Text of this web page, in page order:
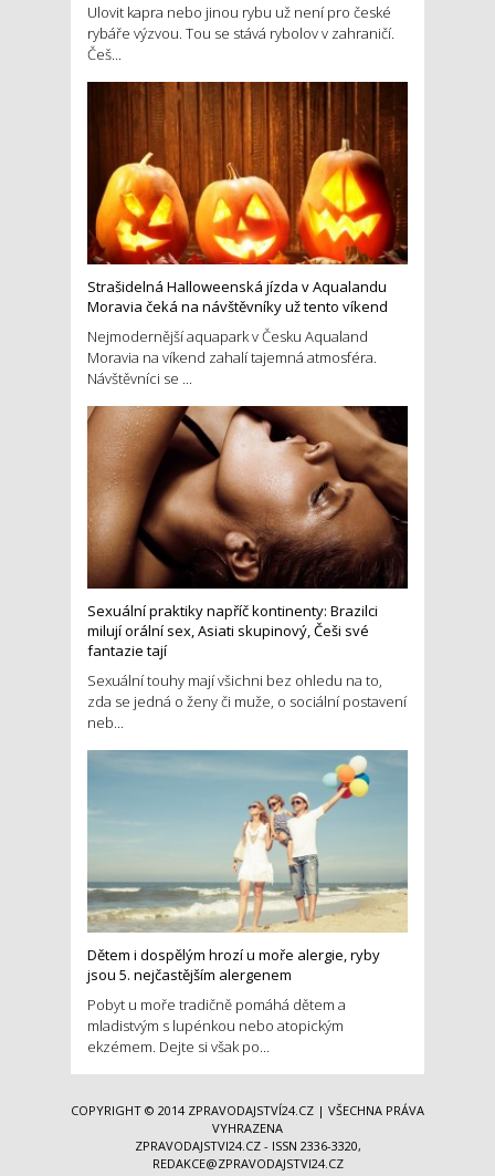
Ulovit kapra nebo jinou rybu už není pro české
rybáře výzvou. Tou se stává rybolov v zahraničí.
Češ...
Strašidelná Halloweenská jízda v Aqualandu
Moravia čeká na návštěvníky už tento víkend
Nejmodernější aquapark v Česku Aqualand
Moravia na víkend zahalí tajemná atmosféra.
Návštěvníci se ...
Sexuální praktiky napříč kontinenty: Brazilci
milují orální sex, Asiati skupinový, Češi své
fantazie tají
Sexuální touhy mají všichni bez ohledu na to,
zda se jedná o ženy či muže, o sociální postavení
neb...
Dětem i dospělým hrozí u moře alergie, ryby
jsou 5. nejčastějším alergenem
Pobyt u moře tradičně pomáhá dětem a
mladistvým s lupénkou nebo atopickým
ekzémem. Dejte si však po...
COPYRIGHT © 2014 ZPRAVODAJSTVÍ24.CZ | VŠECHNA PRÁVA
VYHRAZENA
ZPRAVODAJSTVI24.CZ - ISSN 2336-3320,
REDAKCE@ZPRAVODAJSTVI24.CZ